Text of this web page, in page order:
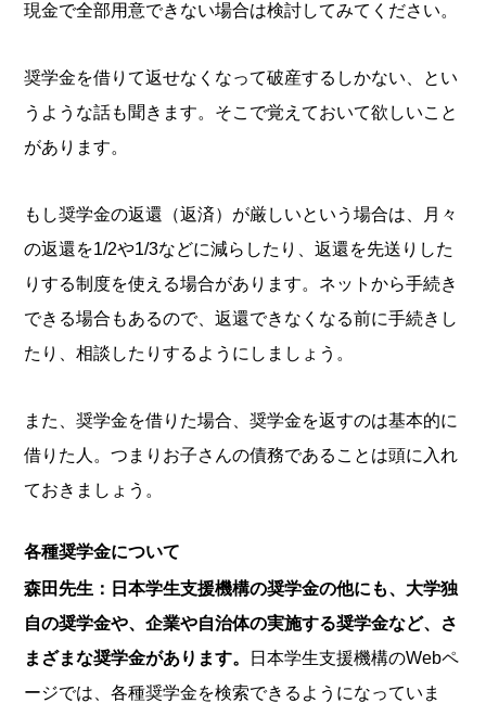
現金で全部用意できない場合は検討してみてください。
奨学金を借りて返せなくなって破産するしかない、とい
うような話も聞きます。そこで覚えておいて欲しいこと
があります。
もし奨学金の返還（返済）が厳しいという場合は、月々
の返還を1/2や1/3などに減らしたり、返還を先送りした
りする制度を使える場合があります。ネットから手続き
できる場合もあるので、返還できなくなる前に手続きし
たり、相談したりするようにしましょう。
また、奨学金を借りた場合、奨学金を返すのは基本的に
借りた人。つまりお子さんの債務であることは頭に入れ
ておきましょう。
各種奨学金について
森田先生：日本学生支援機構の奨学金の他にも、大学独
自の奨学金や、企業や自治体の実施する奨学金など、さ
まざまな奨学金があります。
日本学生支援機構のWebペ
ージでは、各種奨学金を検索できるようになっていま